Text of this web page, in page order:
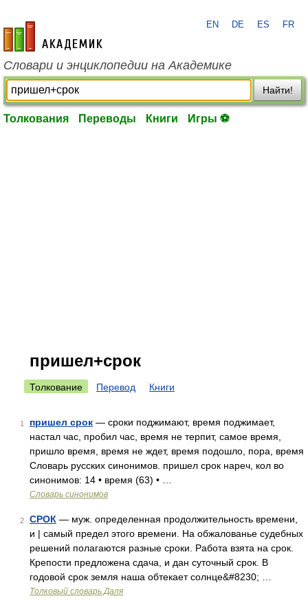
academic.ru
EN DE ES FR
Словари и энциклопедии на Академике
Найти!
Толкования Переводы Книги Игры ⚽
пришел+срок
Толкование Перевод Книги
1 пришел срок — сроки поджимают, время поджимает,
настал час, пробил час, время не терпит, самое время,
пришло время, время не ждет, время подошло, пора, время
Словарь русских синонимов. пришел срок нареч, кол во
синонимов: 14 • время (63) • …
Словарь синонимов
2 СРОК — муж. определенная продолжительность времени,
и | самый предел этого времени. На обжалованье судебных
решений полагаются разные сроки. Работа взята на срок.
Крепости предложена сдача, и дан суточный срок. В
годовой срок земля наша обтекает солнце&#8230; …
Толковый словарь Даля